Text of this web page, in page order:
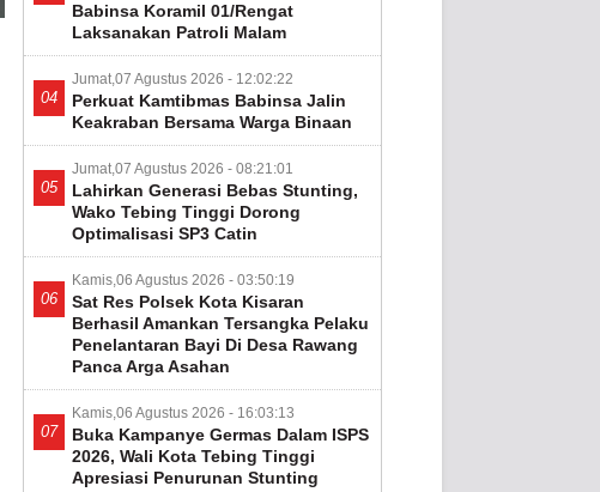
Babinsa Koramil 01/Rengat
Laksanakan Patroli Malam
04
Jumat,07 Agustus 2026 - 12:02:22
Perkuat Kamtibmas Babinsa Jalin
Keakraban Bersama Warga Binaan
05
Jumat,07 Agustus 2026 - 08:21:01
Lahirkan Generasi Bebas Stunting,
Wako Tebing Tinggi Dorong
Optimalisasi SP3 Catin
06
Kamis,06 Agustus 2026 - 03:50:19
Sat Res Polsek Kota Kisaran
Berhasil Amankan Tersangka Pelaku
Penelantaran Bayi Di Desa Rawang
Panca Arga Asahan
07
Kamis,06 Agustus 2026 - 16:03:13
Buka Kampanye Germas Dalam ISPS
2026, Wali Kota Tebing Tinggi
Apresiasi Penurunan Stunting